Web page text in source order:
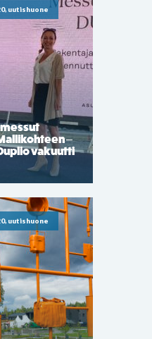
uutishuone
–
vakuutti
uutishuone